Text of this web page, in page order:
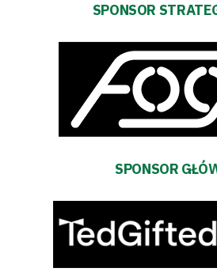
Aktualności
SPONSOR
SPONSOR